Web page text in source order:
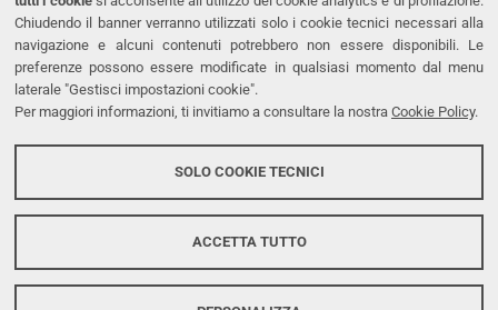
Chiudendo il banner verranno utilizzati solo i cookie tecnici necessari alla
navigazione e alcuni contenuti potrebbero non essere disponibili. Le
preferenze possono essere modificate in qualsiasi momento dal menu
laterale "Gestisci impostazioni cookie".
Per maggiori informazioni, ti invitiamo a consultare la nostra Cookie Policy.
SOLO COOKIE TECNICI
ACCETTA TUTTO
PEC
LINKS
Dichiarazione di accessibilità
Protezione dati personali